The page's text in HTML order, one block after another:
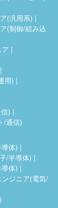
(汎用系)
(制御/組み込
用)
)
/通信)
体)
/半導体)
体)
ジニア(電気/